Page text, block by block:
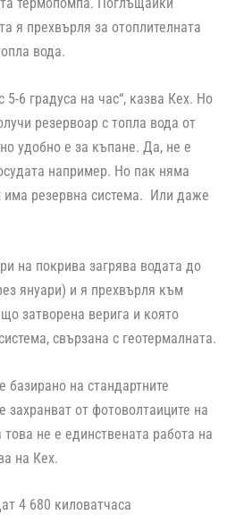
я прехвърля за отоплителната
вода.
5-6 градуса на час“, казва Кех. Но
резервоар с топла вода от
удобно е за къпане. Да, не е
например. Но пак няма
има резервна система. Или даже
на покрива загрява водата до
януари) и я прехвърля към
затворена верига и която
свързана с геотермалната.
базирано на стандартните
захранват от фотоволтаиците на
не е единствената работа на
на Кех.
4 680 киловатчаса